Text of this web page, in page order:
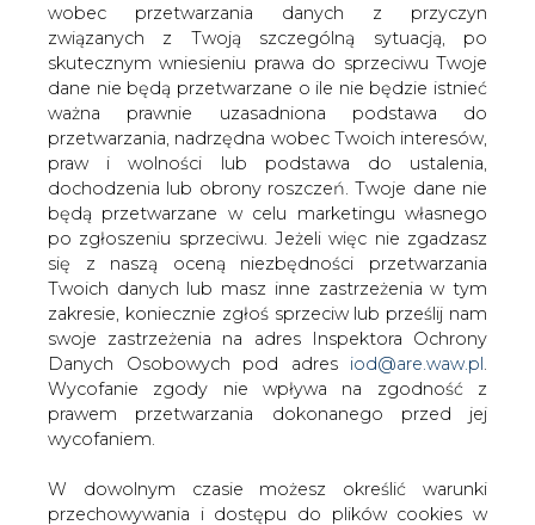
wobec przetwarzania danych z przyczyn
związanych z Twoją szczególną sytuacją, po
skutecznym wniesieniu prawa do sprzeciwu Twoje
dane nie będą przetwarzane o ile nie będzie istnieć
ważna prawnie uzasadniona podstawa do
przetwarzania, nadrzędna wobec Twoich interesów,
praw i wolności lub podstawa do ustalenia,
dochodzenia lub obrony roszczeń. Twoje dane nie
będą przetwarzane w celu marketingu własnego
po zgłoszeniu sprzeciwu. Jeżeli więc nie zgadzasz
się z naszą oceną niezbędności przetwarzania
Twoich danych lub masz inne zastrzeżenia w tym
zakresie, koniecznie zgłoś sprzeciw lub prześlij nam
swoje zastrzeżenia na adres Inspektora Ochrony
Danych Osobowych pod adres iod@are.waw.pl
Wycofanie zgody nie wpływa na zgodność z
prawem przetwarzania dokonanego przed jej
wycofaniem.
W dowolnym czasie możesz określić warunki
przechowywania i dostępu do plików cookies w
Niepewność na giełdach, w tym na
europejskim rynku uprawnień od emisji
dwutlenku węgla, była wynikiem
wydarzeń związanych z sytuacją w
Grecji. W oczekiwaniu na wyniki
niedzielnego referendum, w którym to
pytano o chęć przyjęcia planu
porozumienia przedłożonego przez KE,
EBC oraz MFW, uwaga uczestników
rynku była skupiona na możliwych
scenariuszach rozwiązania kryzysu.
Zwycięstwo przeciwników
porozumienia może, zwłaszcza w
krótkim okresie, oddziaływać na zmiany
wartości uprawnień EUA.
W Niemczech osiągnięto porozumienie w spornych
niemiecki chce doprowadzić do wyłączenia części
bloków na węgiel brunatny, by osiągnąć ambitne cele